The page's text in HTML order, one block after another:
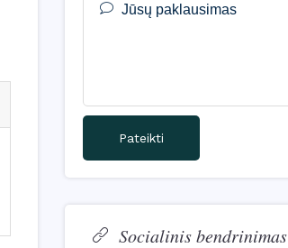
Jūsų paklausimas
Pateikti
Socialinis bendrinimas